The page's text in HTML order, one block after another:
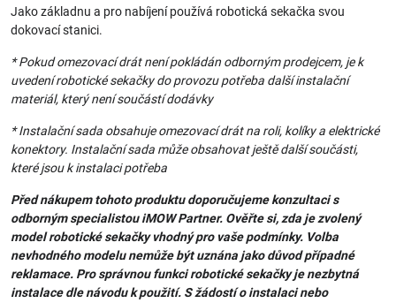
Jako základnu a pro nabíjení používá robotická sekačka svou
dokovací stanici.
* Pokud omezovací drát není pokládán odborným prodejcem, je k
uvedení robotické sekačky do provozu potřeba další instalační
materiál, který není součástí dodávky
* Instalační sada obsahuje omezovací drát na roli, kolíky a elektrické
konektory. Instalační sada může obsahovat ještě další součásti,
které jsou k instalaci potřeba
Před nákupem tohoto produktu doporučujeme konzultaci s
odborným specialistou iMOW Partner. Ověřte si, zda je zvolený
model robotické sekačky vhodný pro vaše podmínky. Volba
nevhodného modelu nemůže být uznána jako důvod případné
reklamace. Pro správnou funkci robotické sekačky je nezbytná
instalace dle návodu k použití. S žádostí o instalaci nebo